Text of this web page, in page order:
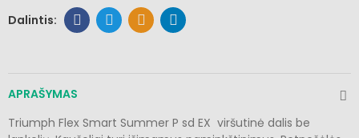
APRAŠYMAS
Triumph Flex Smart Summer P sd EX viršutinė dalis be